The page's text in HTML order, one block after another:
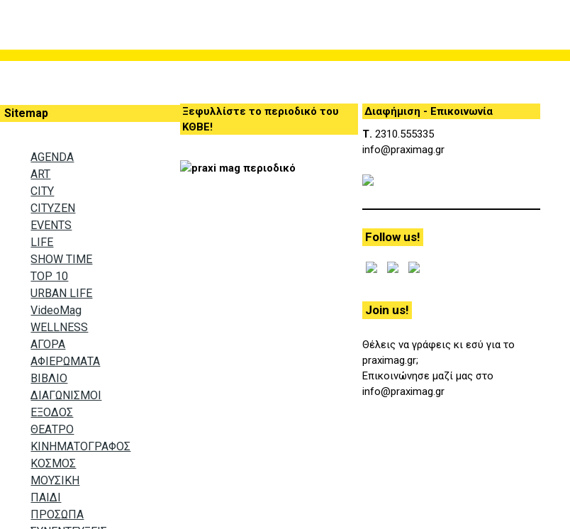
Sitemap
AGENDA
ART
CITY
CITYZEN
EVENTS
LIFE
SHOW TIME
TOP 10
URBAN LIFE
VideoMag
WELLNESS
ΑΓΟΡΑ
ΑΦΙΕΡΩΜΑΤΑ
ΒΙΒΛΙΟ
ΔΙΑΓΩΝΙΣΜΟΙ
ΕΞΟΔΟΣ
ΘΕΑΤΡΟ
ΚΙΝΗΜΑΤΟΓΡΑΦΟΣ
ΚΟΣΜΟΣ
ΜΟΥΣΙΚΗ
ΠΑΙΔΙ
ΠΡΟΣΩΠΑ
Ξεφυλλίστε το περιοδικό του
ΚΘΒΕ!
Διαφήμιση - Επικοινωνία
Τ. 2310.555335
info@praximag.gr
Follow us!
Join us!
Θέλεις να γράφεις κι εσύ για το
praximag.gr;
Επικοινώνησε μαζί μας στο
info@praximag.gr